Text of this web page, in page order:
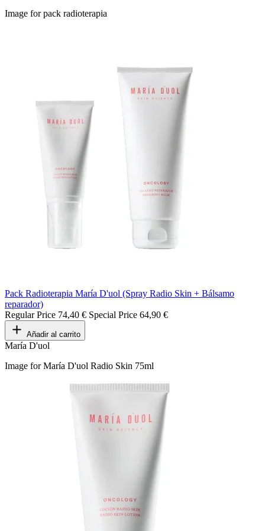
Image for pack radioterapia
Pack Radioterapia María D'uol (Spray Radio Skin + Bálsamo
reparador)
Regular Price 74,40 € Special Price 64,90 €
Añadir al carrito
María D'uol
Image for María D'uol Radio Skin 75ml